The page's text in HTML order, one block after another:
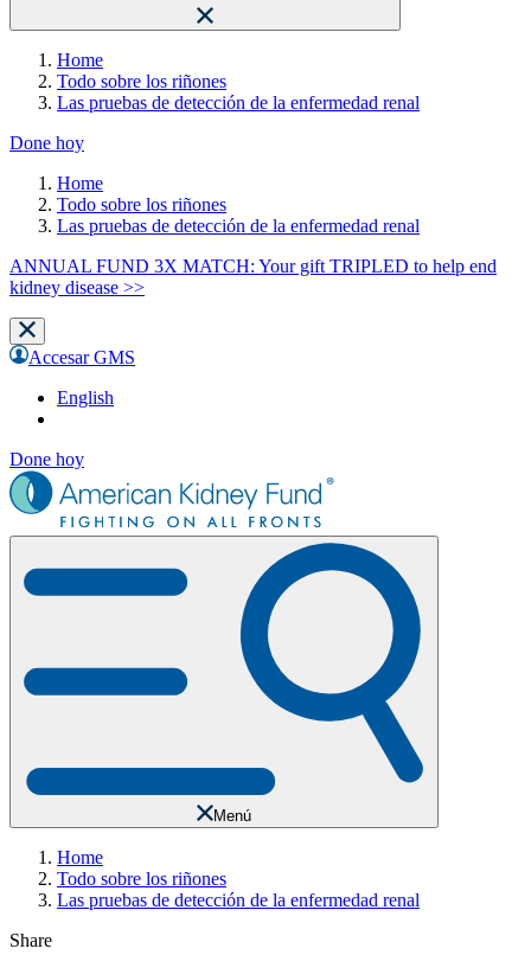
Home
Todo sobre los riñones
Las pruebas de detección de la enfermedad renal
Done hoy
Home
Todo sobre los riñones
Las pruebas de detección de la enfermedad renal
ANNUAL FUND 3X MATCH: Your gift TRIPLED to help end
kidney disease >>
Accesar GMS
English
Done hoy
Menú
Home
Todo sobre los riñones
Las pruebas de detección de la enfermedad renal
Share